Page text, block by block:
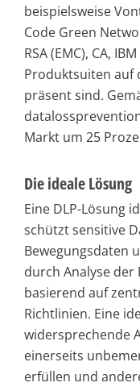
beispielsweise
Code Green
RSA (EMC), CA,
Produktsuiten auf
präsent sind.
Markt um 25
Die ideale Lösung
Eine DLP-Lösung
schützt sensitive
Bewegungsdaten
durch Analyse
basierend auf
Richtlinien. Eine
widersprechende
einerseits
erfüllen und